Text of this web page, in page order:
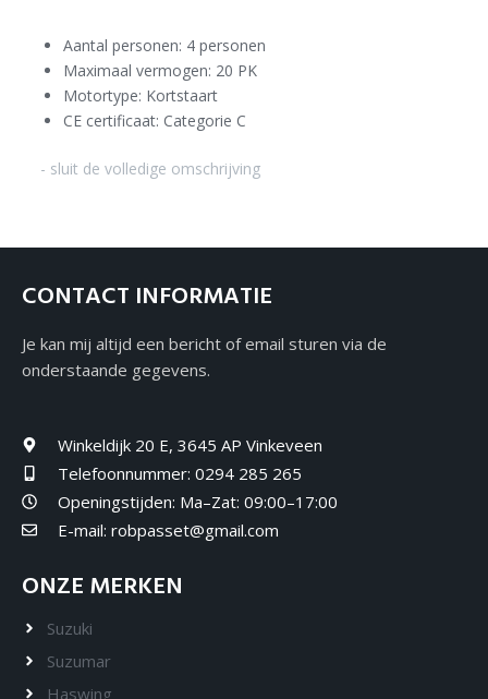
Aantal personen: 4 personen
Maximaal vermogen: 20 PK
Motortype: Kortstaart
CE certificaat: Categorie C
- sluit de volledige omschrijving
ONZE MERKEN
Suzuki
Suzumar
Haswing
CONTACT INFORMATIE
Je kan mij altijd een bericht of email sturen via de
onderstaande gegevens.
Winkeldijk 20 E, 3645 AP Vinkeveen
Telefoonnummer: 0294 285 265
Openingstijden: Ma–Zat: 09:00–17:00
E-mail: robpasset@gmail.com